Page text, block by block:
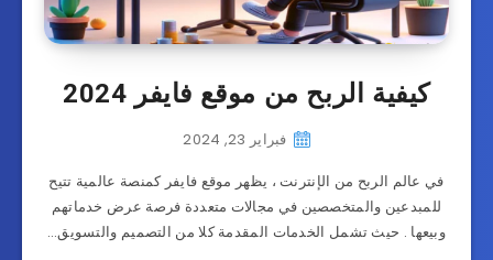
كيفية الربح من موقع فايفر 2024
فبراير 23, 2024
في عالم الربح من الإنترنت ، يظهر موقع فايفر كمنصة عالمية تتيح
للمبدعين والمتخصصين في مجالات متعددة فرصة عرض خدماتهم
وبيعها . حيث تشمل الخدمات المقدمة كلا من التصميم والتسويق…